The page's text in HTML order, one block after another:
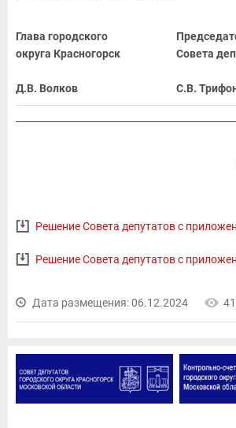
Глава городского
округа Красногорск
Д.В. Волков
Совета
С.В.
Решение Совета депутатов с
Решение Совета депутатов с
Дата размещения: 06.12.2024